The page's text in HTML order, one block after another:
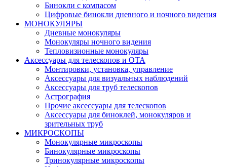
Бинокли с компасом
Цифровые бинокли дневного и ночного видения
МОНОКУЛЯРЫ
Дневные монокуляры
Монокуляры ночного видения
Тепловизионные монокуляры
Аксессуары для телескопов и ОТА
Монтировки, установка, управление
Аксессуары для визуальных наблюдений
Аксессуары для труб телескопов
Астрография
Прочие аксессуары для телескопов
Аксессуары для биноклей, монокуляров и
зрительных труб
МИКРОСКОПЫ
Монокулярные микроскопы
Бинокулярные микроскопы
Тринокулярные микроскопы